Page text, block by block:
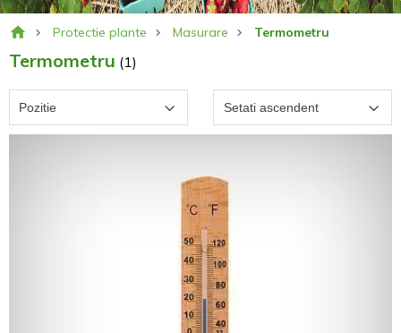
Protectie plante Masurare Termometru
Termometru (1)